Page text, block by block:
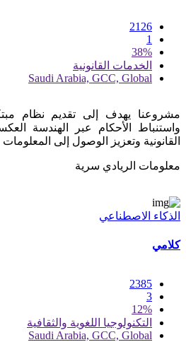
2126
1
38%
الخدمات القانونية
Saudi Arabia, GCC, Global
مشروعنا يهدف إلى تقديم نظام
واستنباط الأحكام عبر الهندسة
القانونية وتعزيز الوصول إلى المعلومات
معلومات الريادي سرية
الذكاء الاصطناعي
كلامي
2385
3
12%
التكنولوجيا اللغوية والثقافية
Saudi Arabia, GCC, Global